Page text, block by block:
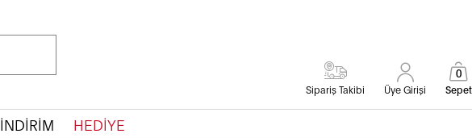
Sipariş Takibi Üye Girişi Sepet
0
İNDİRİM HEDİYE